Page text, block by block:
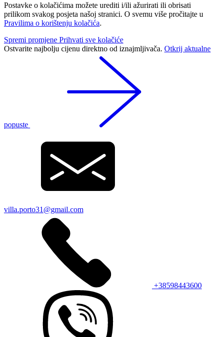
Postavke o kolačićima možete urediti i/ili ažurirati ili obrisati
prilikom svakog posjeta našoj stranici. O svemu više pročitajte u
Pravilima o korištenju kolačića.
Spremi promjene Prihvati sve kolačiće
Ostvarite najbolju cijenu direktno od iznajmljivača. Otkrij aktualne
popuste
villa.porto31@gmail.com
+38598443600